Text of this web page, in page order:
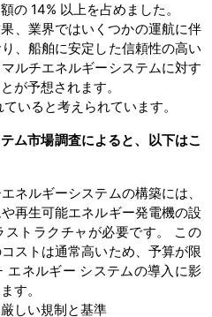
の 14% 以上を占めました。
、業界ではいくつかの運航に伴
、船舶に安定した信頼性の高い
ルチエネルギーシステムに対す
が予想されます。
いると考えられています。
ム市場調査によると、以下はこ
ネルギーシステムの構築には、
再生可能エネルギー発電機の設
トラクチャが必要です。 この
ストは通常高いため、予算が限
エネルギー システムの導入に影
す。
しい規制と基準